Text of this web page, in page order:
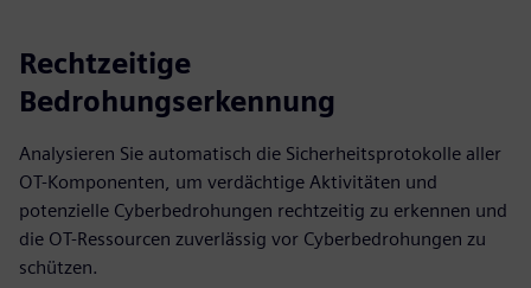
Rechtzeitige
Bedrohungserkennung
Analysieren Sie automatisch die Sicherheitsprotokolle aller
OT-Komponenten, um verdächtige Aktivitäten und
potenzielle Cyberbedrohungen rechtzeitig zu erkennen und
die OT-Ressourcen zuverlässig vor Cyberbedrohungen zu
schützen.